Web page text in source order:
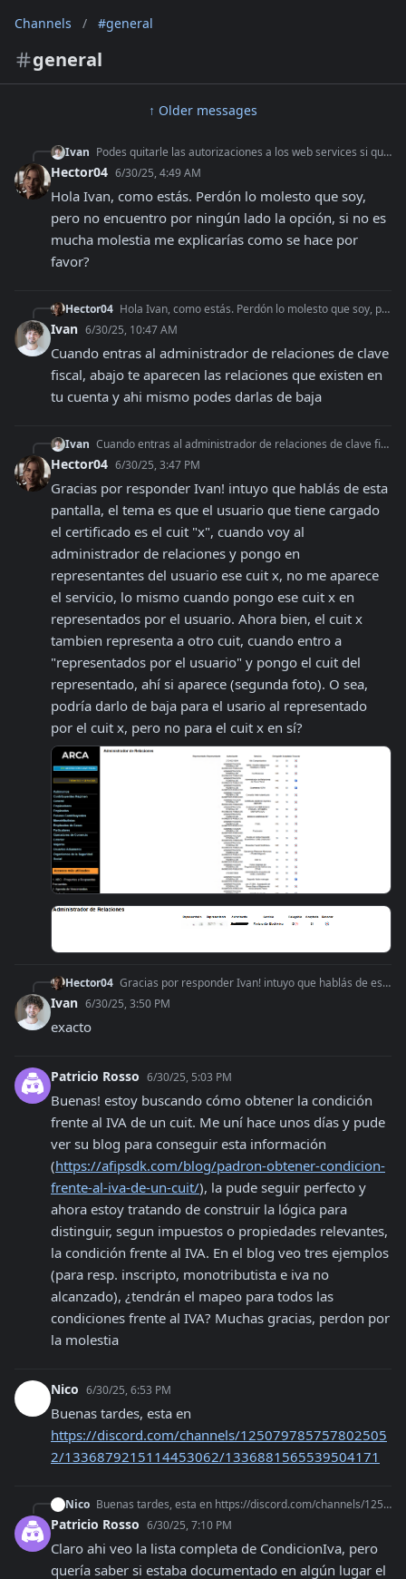
Channels / #general
general
↑ Older messages
Ivan Podes quitarle las autorizaciones a los web services si queres que ya no funcione
Hector04 6/30/25, 4:49 AM
Hola Ivan, como estás. Perdón lo molesto que soy,
pero no encuentro por ningún lado la opción, si no es
mucha molestia me explicarías como se hace por
favor?
Hector04 Hola Ivan, como estás. Perdón lo molesto que soy, pero no encuentro por ningún lado la opción, si no es mucha molestia me explicarías como se hace por favor?
Ivan 6/30/25, 10:47 AM
Cuando entras al administrador de relaciones de clave
fiscal, abajo te aparecen las relaciones que existen en
tu cuenta y ahi mismo podes darlas de baja
Ivan Cuando entras al administrador de relaciones de clave fiscal, abajo te aparecen las relaciones que existen en tu cuenta y ahi mismo podes darlas de baja
Hector04 6/30/25, 3:47 PM
Gracias por responder Ivan! intuyo que hablás de esta
pantalla, el tema es que el usuario que tiene cargado
el certificado es el cuit "x", cuando voy al
administrador de relaciones y pongo en
representantes del usuario ese cuit x, no me aparece
el servicio, lo mismo cuando pongo ese cuit x en
representados por el usuario. Ahora bien, el cuit x
tambien representa a otro cuit, cuando entro a
"representados por el usuario" y pongo el cuit del
representado, ahí si aparece (segunda foto). O sea,
podría darlo de baja para el usario al representado
por el cuit x, pero no para el cuit x en sí?
Hector04 Gracias por responder Ivan! intuyo que hablás de esta pantalla, el tema es que el usuario que tiene cargado el certificado es el cuit "x", cuando voy al adminis
Ivan 6/30/25, 3:50 PM
exacto
Patricio Rosso 6/30/25, 5:03 PM
Buenas! estoy buscando cómo obtener la condición
frente al IVA de un cuit. Me uní hace unos días y pude
ver su blog para conseguir esta información
(https://afipsdk.com/blog/padron-obtener-condicion-
frente-al-iva-de-un-cuit/), la pude seguir perfecto y
ahora estoy tratando de construir la lógica para
distinguir, segun impuestos o propiedades relevantes,
la condición frente al IVA. En el blog veo tres ejemplos
(para resp. inscripto, monotributista e iva no
alcanzado), ¿tendrán el mapeo para todos las
condiciones frente al IVA? Muchas gracias, perdon por
la molestia
Nico 6/30/25, 6:53 PM
https://discord.com/channels/125079785757802505
2/1336879215114453062/1336881565539504171
Nico Buenas tardes, esta en https://discord.com/channels/1250797857578025052/1336879215114453062/1336881565539504171
Patricio Rosso 6/30/25, 7:10 PM
Claro ahi veo la lista completa de CondicionIva, pero